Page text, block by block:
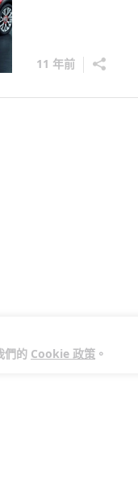
們的 Cookie 政策 。
11 年前